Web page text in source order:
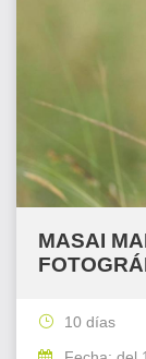
MASAI
10 días